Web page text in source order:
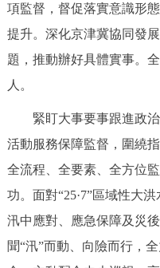
項監督，督促落實意識形
提升。深化京津冀協同發
題，推動辦好具體實事。
人。
緊盯大事要事跟進政治
活動服務保障監督，圍繞
全流程、全要素、全方位
功。面對“25·7”區域性大
汛中應對、應急保障及災
聞“汛”而動、向險而行，